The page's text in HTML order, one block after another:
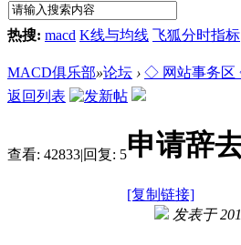
热搜: macd K线与均线 飞狐分时指标
MACD俱乐部»论坛 › ◇ 网站事务
返回列表
查看: 42833|回复: 5申请辞
[复制链接]
发表于